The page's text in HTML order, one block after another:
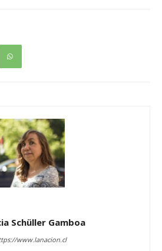
Schüller Gamboa
www.lanacion.cl